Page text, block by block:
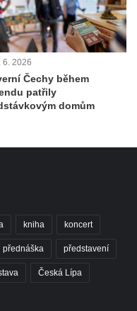
6. 2026
Čechy během
patřily
domům
kniha koncert
přednáška představení
Česká Lípa